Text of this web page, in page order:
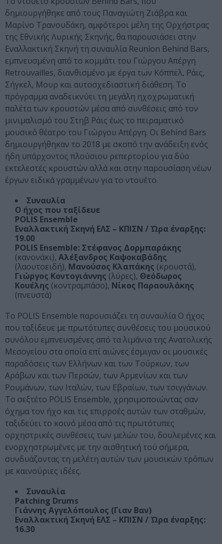
δημιουργήθηκε από τους Παναγιώτη Ζιάβρα και
Μαρίνο Τρανουδάκη, αμφότεροι μέλη της Ορχήστρας
της Εθνικής Λυρικής Σκηνής, θα παρουσιάσει στην
Εναλλακτική Σκηνή τη συναυλία Reunion Behind Bars,
εμπνευσμένη από το κομμάτι του Γιώργου Απέργη
Retrouvailles, διανθισμένο με έργα των Κόππελ, Ράις,
Σήγκελ, Μουρ και αυτοσχεδιαστική διάθεση. Το
πρόγραμμα αναδεικνύει τη μεγάλη ηχοχρωματική
παλέτα των κρουστών μέσα από συνθέσεις από τον
μινιμαλισμό του Στηβ Ράις έως το πειραματικό
μουσικό θέατρο του Γιώργου Απέργη. Οι Behind Bars
δημιουργήθηκαν το 2018 με σκοπό την ανάδειξη ενός
ήδη υπάρχοντος πλούσιου ρεπερτορίου για δύο
εκτελεστές κρουστών αλλά και στην παρουσίαση νέων
έργων ειδικά γραμμένων για το ντουέτο.
Συναυλία
Ο ήχος που ταξίδευε
POLIS Ensemble
Εναλλακτική Σκηνή ΕΛΣ – ΚΠΙΣΝ / Ώρα έναρξης:
19.00
POLIS Ensemble: Στέφανος Δορμπαράκης
(κανονάκι), Αλέξανδρος Καψοκαβάδης
(λαουτοειδή), Μανούσος Κλαπάκης (κρουστά),
Γιώργος Κοντογιάννης (λύρες), Θεόδωρος
Κουέλης (κοντραμπάσο), Νίκος Παραουλάκης
(πνευστά)
Το POLIS Ensemble παρουσιάζει τη συναυλία Ο ήχος
που ταξίδευε με πρωτότυπες συνθέσεις του μουσικού
συνόλου εμπνευσμένες από τα λιμάνια της Ανατολικής
Μεσογείου στα οποία επί αιώνες έσμιγαν οι μουσικές
παραδόσεις των Ελλήνων και των Τούρκων, των
Αράβων και των Περσών, των Αρμενίων και των
Ρουμάνων, των Ιταλών, των Εβραίων, των τσιγγάνων.
Το σεξτέτο POLIS Ensemble, χρησιμοποιώντας σαν
όχημα τον ήχο και τις επιρροές αυτών των σταθμών,
ταξιδεύει το κοινό μέσα από τις πρωτότυπες
ορχηστρικές συνθέσεις των μελών του, δουλεμένες και
ενορχηστρωμένες με την αισθητική τού σήμερα,
συνδυάζοντας τη μελέτη αυτών των μουσικών τρόπων
με καινούριες ιδέες.
Συναυλία
Patching Drums
Γιάννης Αγγελόπουλος (Γιαν Βαν)
Εναλλακτική Σκηνή ΕΛΣ – ΚΠΙΣΝ / Ώρα έναρξης:
16.30